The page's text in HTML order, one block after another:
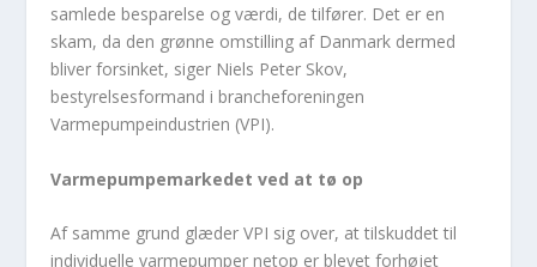
samlede besparelse og værdi, de tilfører. Det er en
skam, da den grønne omstilling af Danmark dermed
bliver forsinket, siger Niels Peter Skov,
bestyrelsesformand i brancheforeningen
Varmepumpeindustrien (VPI).
Varmepumpemarkedet ved at tø op
Af samme grund glæder VPI sig over, at tilskuddet til
individuelle varmepumper netop er blevet forhøjet